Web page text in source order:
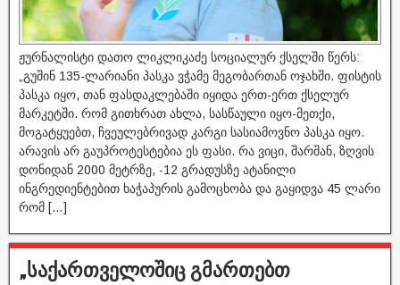
ჟურნალისტი დათო ლიკლიკაძე სოციალურ ქსელში წერს:
„გუშინ 135-ლარიანი პასკა ვჭამე მეგობართან ოჯახში. ფისტის
პასკა იყო, თან ფასდაკლებაში იყიდა ერთ-ერთ ქსელურ
მარკეტში. რომ გითხრათ ახლა, სასწაული იყო-მეთქი,
მოგატყუებთ, ჩვეულებრივად კარგი სასიამოვნო პასკა იყო.
არავის არ გაუპროტესტებია ეს ფასი. რა ვიცი, შარშან, ზღვის
დონიდან 2000 მეტრზე, -12 გრადუსზე ატანილი
ინგრედიენტებით ხაჭაპურის გამოცხობა და გაყიდვა 45 ლარი
რომ […]
„საქართველოშიც გმართებთ